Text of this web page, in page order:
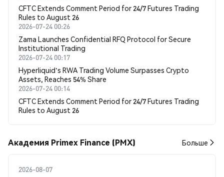
CFTC Extends Comment Period for 24/7 Futures Trading
Rules to August 26
2026-07-24 00:26
Zama Launches Confidential RFQ Protocol for Secure
Institutional Trading
2026-07-24 00:17
Hyperliquid's RWA Trading Volume Surpasses Crypto
Assets, Reaches 54% Share
2026-07-24 00:14
CFTC Extends Comment Period for 24/7 Futures Trading
Rules to August 26
Академия Primex Finance (PMX) Больше
2026-08-07